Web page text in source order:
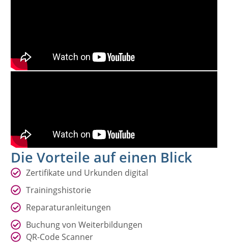
Die Vorteile auf einen Blick
Zertifikate und Urkunden digital
Trainingshistorie
Reparaturanleitungen
Buchung von Weiterbildungen
QR-Code Scanner